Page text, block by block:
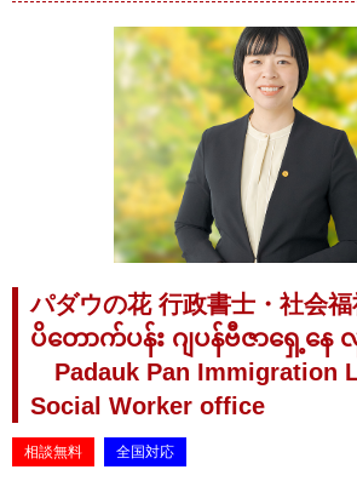
パダウの花 行政書士・社会
ပိတောက်ပန်း ဂျပန်ဗီဇာရှေ့နေ
Padauk Pan Immigration
Social Worker office
相談無料 全国対応